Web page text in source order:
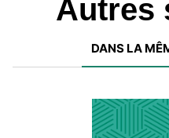
Autres
DANS LA